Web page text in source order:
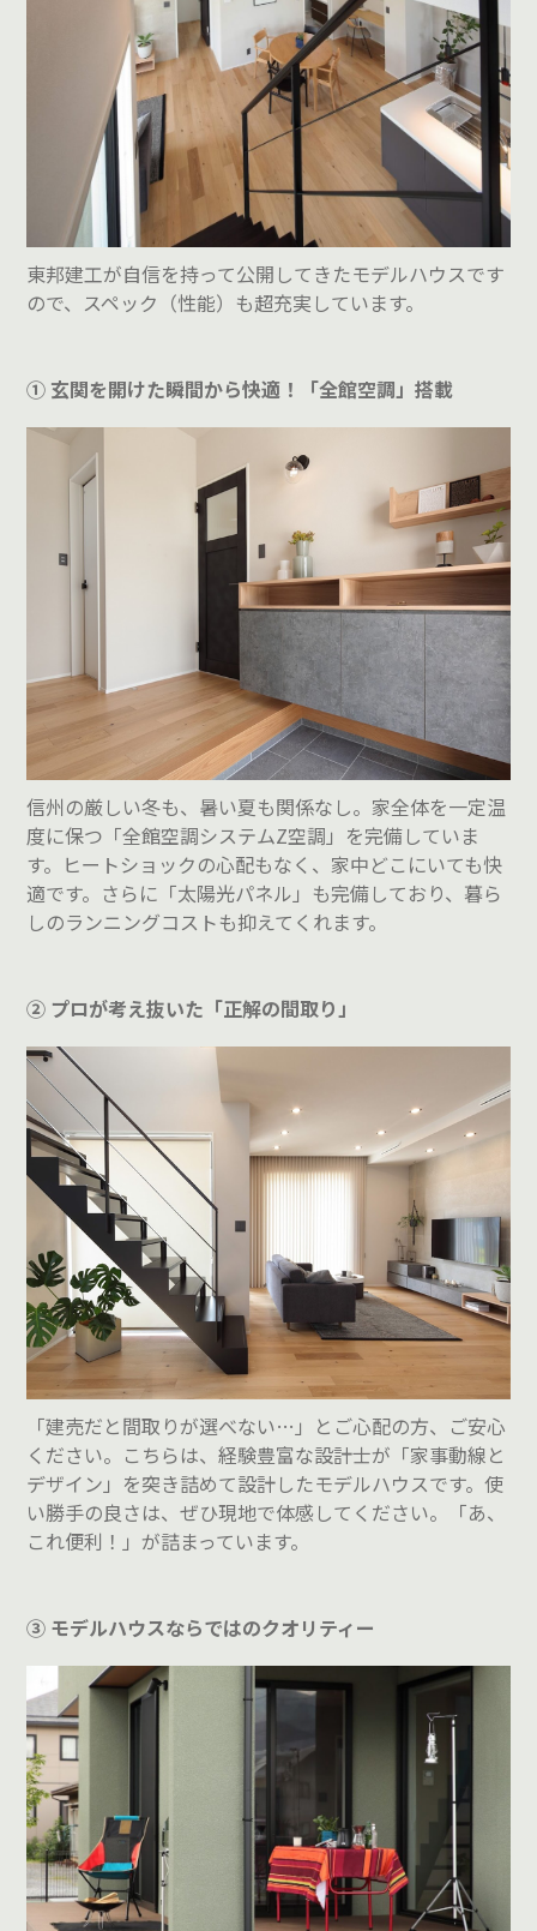
東邦建工が自信を持って公開してきたモデルハウスです
ので、スペック（性能）も超充実しています。
① 玄関を開けた瞬間から快適！「全館空調」搭載
信州の厳しい冬も、暑い夏も関係なし。家全体を一定温
度に保つ「全館空調システムZ空調」を完備していま
す。ヒートショックの心配もなく、家中どこにいても快
適です。さらに「太陽光パネル」も完備しており、暮ら
しのランニングコストも抑えてくれます。
② プロが考え抜いた「正解の間取り」
「建売だと間取りが選べない…」とご心配の方、ご安心
ください。 こちらは、経験豊富な設計士が「家事動線と
デザイン」を突き詰めて設計したモデルハウスです。使
い勝手の良さは、ぜひ現地で体感してください。「あ、
これ便利！」が詰まっています。
③ モデルハウスならではのクオリティー